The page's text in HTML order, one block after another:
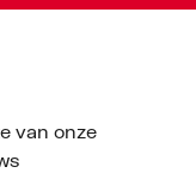
van onze